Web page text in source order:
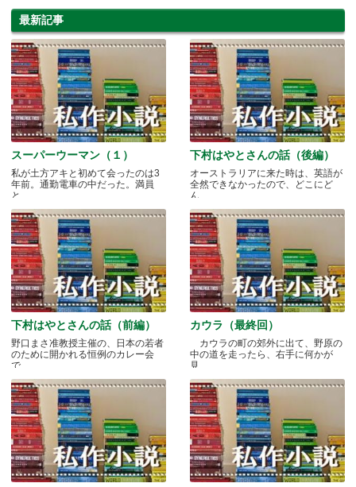
最新記事
スーパーウーマン（１）
私が土方アキと初めて会ったのは3
年前。通勤電車の中だった。満員
と.....
下村はやとさんの話（後編）
オーストラリアに来た時は、英語が
全然できなかったので、どこにど
ん.....
下村はやとさんの話（前編）
野口まさ准教授主催の、日本の若者
のために開かれる恒例のカレー会
で.....
カウラ（最終回）
カウラの町の郊外に出て、野原の
中の道を走ったら、右手に何かが
見.....